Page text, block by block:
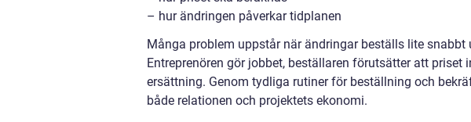
– hur ändringen påverkar tidplanen
Många problem uppstår när ändringar beställs lite
Entreprenören gör jobbet, beställaren förutsätter att priset
ersättning. Genom tydliga rutiner för beställning och
både relationen och projektets ekonomi.